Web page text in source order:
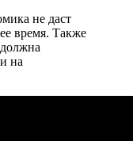
не даст
время. Также
на